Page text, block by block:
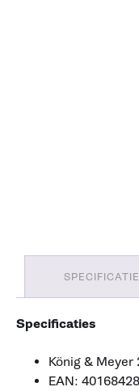
Specificaties
König & Meyer
EAN: